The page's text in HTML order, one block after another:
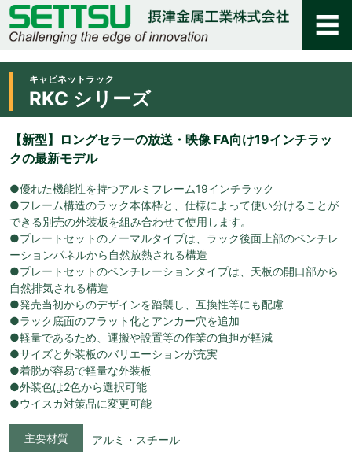
キャビネットラック
RKC シリーズ
【新型】ロングセラーの放送・映像 FA向け19インチラッ
クの最新モデル
●優れた機能性を持つアルミフレーム19インチラック
●フレーム構造のラック本体枠と、仕様によって使い分けることが
できる別売の外装板を組み合わせて使用します。
●プレートセットのノーマルタイプは、ラック後面上部のベンチレ
ーションパネルから自然放熱される構造
●プレートセットのベンチレーションタイプは、天板の開口部から
自然排気される構造
●発売当初からのデザインを踏襲し、互換性等にも配慮
●ラック底面のフラット化とアンカー穴を追加
●軽量であるため、運搬や設置等の作業の負担が軽減
●サイズと外装板のバリエーションが充実
●着脱が容易で軽量な外装板
●外装色は2色から選択可能
●ウイスカ対策品に変更可能
主要材質 アルミ・スチール